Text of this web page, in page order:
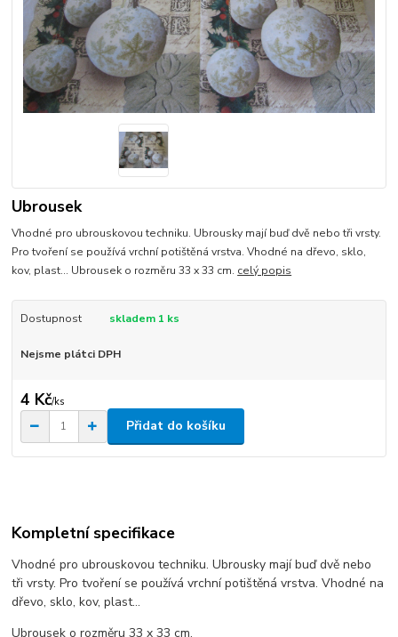
Ubrousek
Vhodné pro ubrouskovou techniku. Ubrousky mají buď dvě nebo tři vrsty.
Pro tvoření se používá vrchní potištěná vrstva. Vhodné na dřevo, sklo,
kov, plast... Ubrousek o rozměru 33 x 33 cm. celý popis
Dostupnost skladem 1 ks
Nejsme plátci DPH
4 Kč/ks
Přidat do košíku
Kompletní specifikace
Vhodné pro ubrouskovou techniku. Ubrousky mají buď dvě nebo
tři vrsty. Pro tvoření se používá vrchní potištěná vrstva. Vhodné na
dřevo, sklo, kov, plast...
Ubrousek o rozměru 33 x 33 cm.